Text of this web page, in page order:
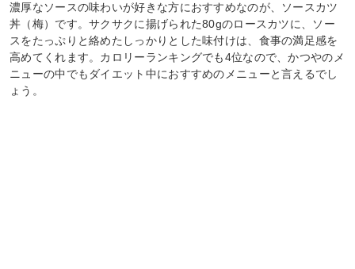
濃厚なソースの味わいが好きな方におすすめなのが、ソースカツ
丼（梅）です。サクサクに揚げられた80gのロースカツに、ソー
スをたっぷりと絡めたしっかりとした味付けは、食事の満足感を
高めてくれます。カロリーランキングでも4位なので、かつやのメ
ニューの中でもダイエット中におすすめのメニューと言えるでし
ょう。